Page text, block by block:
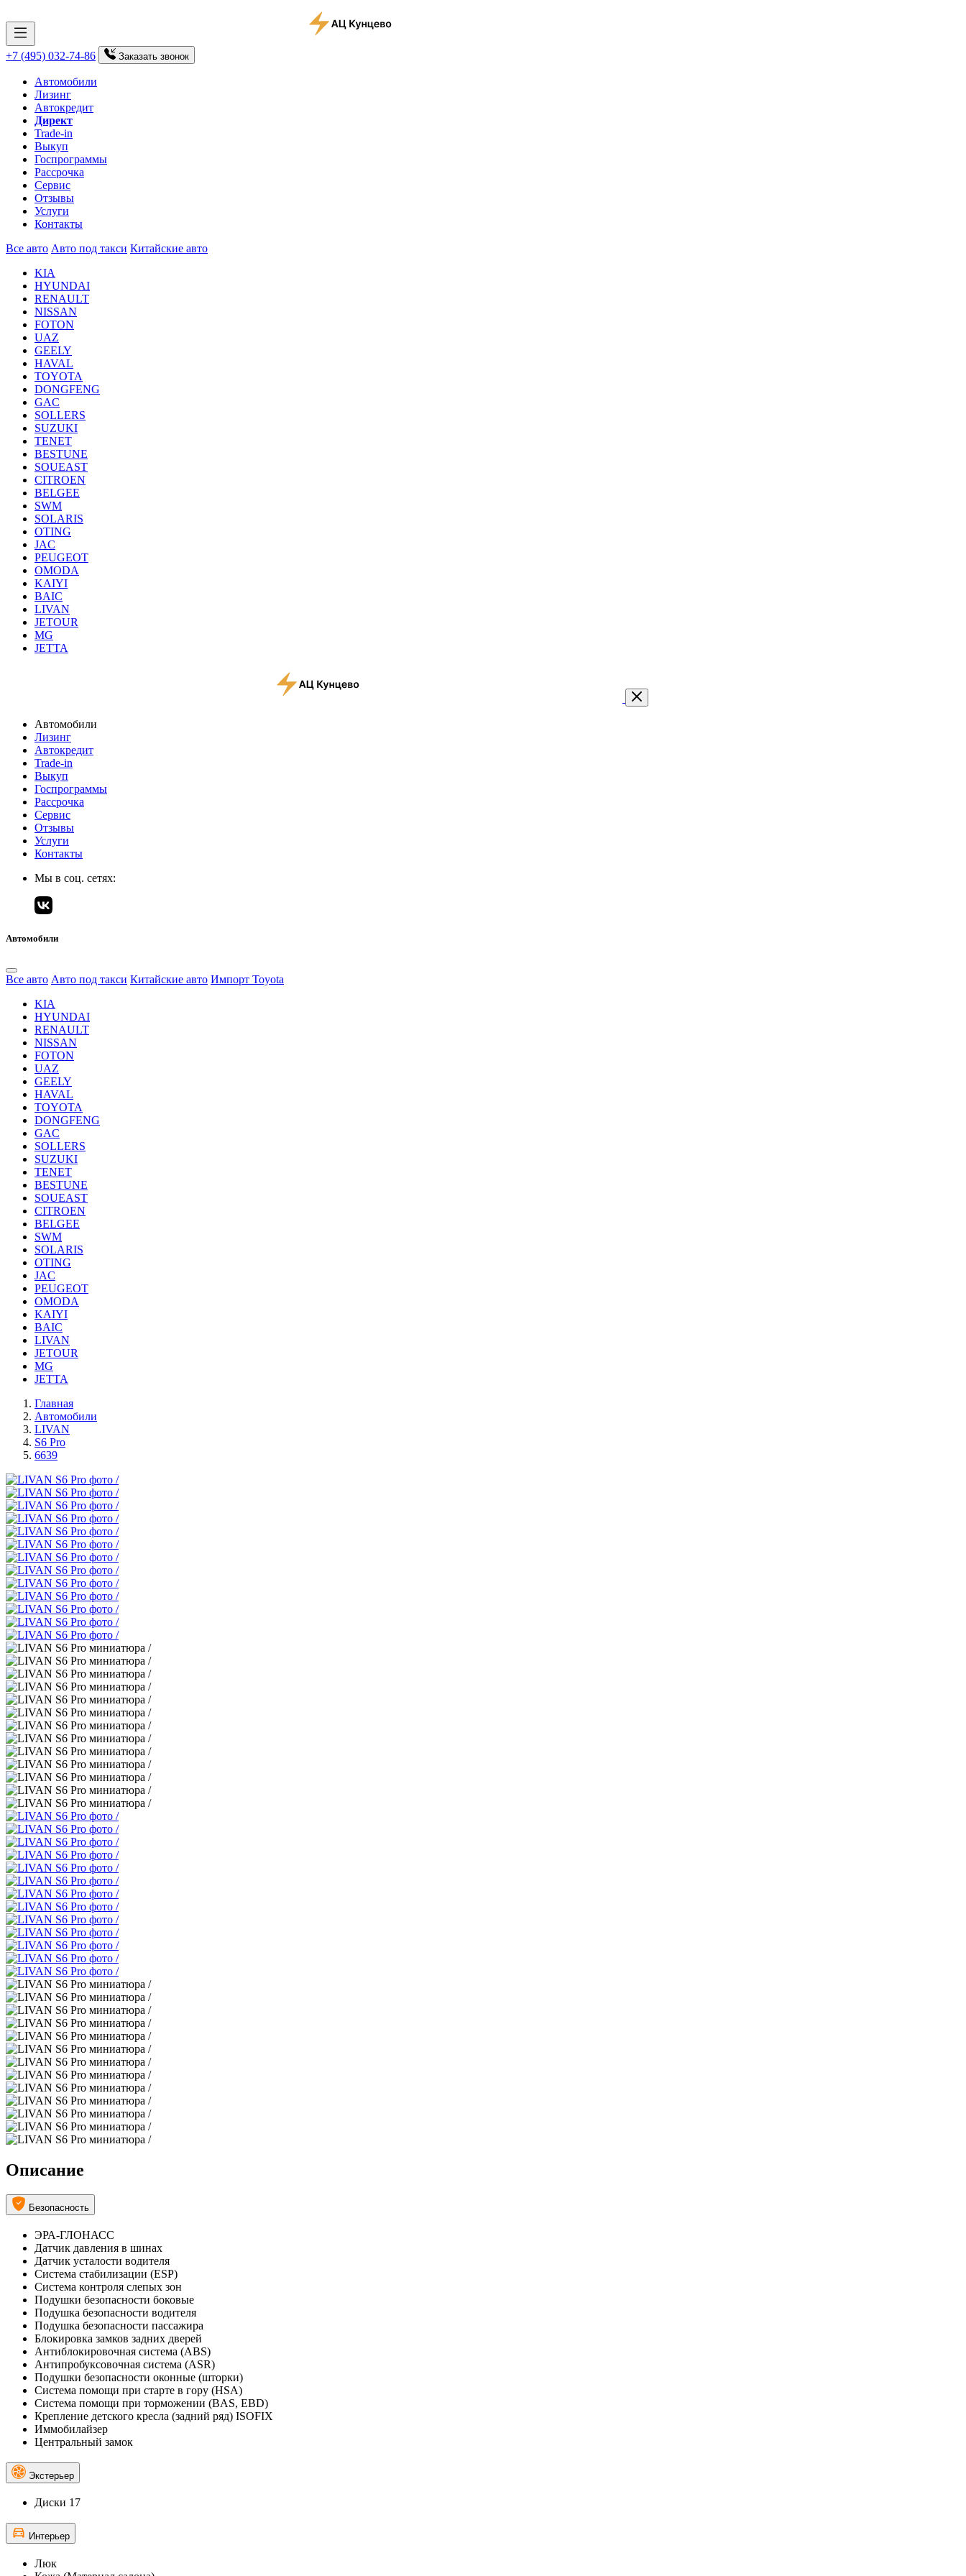
+7 (495) 032-74-86 Заказать звонок
Автомобили
Лизинг
Автокредит
Директ
Trade-in
Выкуп
Госпрограммы
Рассрочка
Сервис
Отзывы
Услуги
Контакты
Все авто Авто под такси Китайские авто
KIA
HYUNDAI
RENAULT
NISSAN
FOTON
UAZ
GEELY
HAVAL
TOYOTA
DONGFENG
GAC
SOLLERS
SUZUKI
TENET
BESTUNE
SOUEAST
CITROEN
BELGEE
SWM
SOLARIS
OTING
JAC
PEUGEOT
OMODA
KAIYI
BAIC
LIVAN
JETOUR
MG
JETTA
Автомобили
Лизинг
Автокредит
Trade-in
Выкуп
Госпрограммы
Рассрочка
Сервис
Отзывы
Услуги
Контакты
Мы в соц. сетях:
Автомобили
Все авто Авто под такси Китайские авто Импорт Toyota
KIA
HYUNDAI
RENAULT
NISSAN
FOTON
UAZ
GEELY
HAVAL
TOYOTA
DONGFENG
GAC
SOLLERS
SUZUKI
TENET
BESTUNE
SOUEAST
CITROEN
BELGEE
SWM
SOLARIS
OTING
JAC
PEUGEOT
OMODA
KAIYI
BAIC
LIVAN
JETOUR
MG
JETTA
Главная
Автомобили
LIVAN
S6 Pro
6639
Описание
Безопасность
ЭРА-ГЛОНАСС
Датчик давления в шинах
Датчик усталости водителя
Система стабилизации (ESP)
Система контроля слепых зон
Подушки безопасности боковые
Подушка безопасности водителя
Подушка безопасности пассажира
Блокировка замков задних дверей
Антиблокировочная система (ABS)
Антипробуксовочная система (ASR)
Подушки безопасности оконные (шторки)
Система помощи при старте в гору (HSA)
Система помощи при торможении (BAS, EBD)
Крепление детского кресла (задний ряд) ISOFIX
Иммобилайзер
Центральный замок
Экстерьер
Диски 17
Интерьер
Люк